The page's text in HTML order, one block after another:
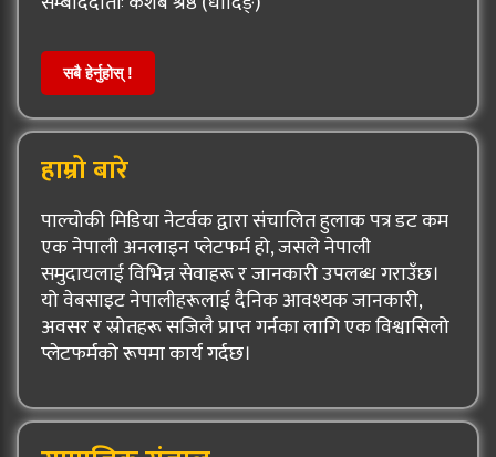
सबै हेर्नुहोस् !
हाम्रो बारे
पाल्चोकी मिडिया नेटर्वक द्वारा संचालित हुलाक पत्र डट कम
एक नेपाली अनलाइन प्लेटफर्म हो, जसले नेपाली
समुदायलाई विभिन्न सेवाहरू र जानकारी उपलब्ध गराउँछ।
यो वेबसाइट नेपालीहरूलाई दैनिक आवश्यक जानकारी,
अवसर र स्रोतहरू सजिलै प्राप्त गर्नका लागि एक विश्वासिलो
प्लेटफर्मको रूपमा कार्य गर्दछ।